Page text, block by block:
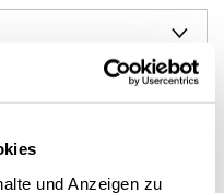
und Anzeigen zu
wo Ihre Größe vorrätig ist.